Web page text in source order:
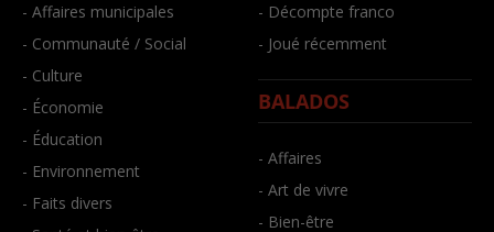
- Affaires municipales
- Communauté / Social
- Culture
- Économie
- Éducation
- Environnement
- Faits divers
- Décompte franco
- Joué récemment
BALADOS
- Affaires
- Art de vivre
- Bien-être